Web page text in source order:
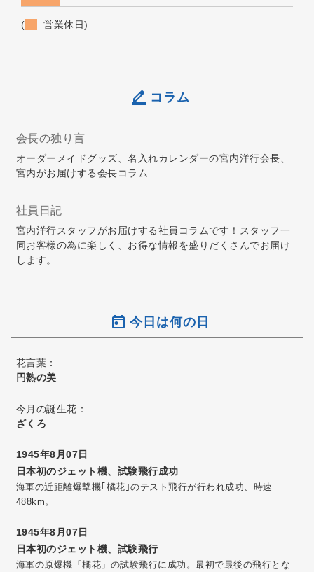
( 営業休日)
コラム
会長の独り言
オーダーメイドグッズ、名入れカレンダーの宮内洋行会長、
宮内がお届けする会長コラム
社員日記
宮内洋行スタッフがお届けする社員コラムです！スタッフ一
同お客様の為に楽しく、お得な情報を盛りだくさんでお届け
します。
今日は何の日
花言葉：
円熟の美
今月の誕生花：
ざくろ
1945年8月07日
日本初のジェット機、試験飛行成功
海軍の近距離爆撃機｢橘花｣のテスト飛行が行われ成功、時速
488km。
1945年8月07日
日本初のジェット機、試験飛行
海軍の原爆機「橘花」の試験飛行に成功。最初で最後の飛行とな